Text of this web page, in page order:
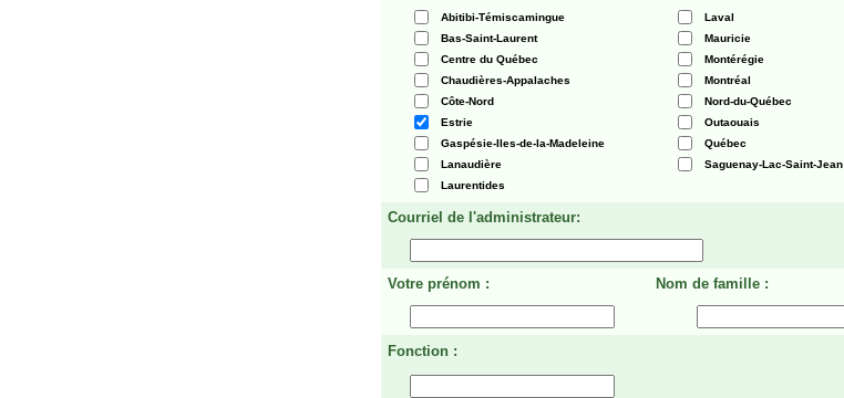
Abitibi-Témiscamingue
Laval
Bas-Saint-Laurent
Mauricie
Centre du Québec
Montérégie
Chaudières-Appalaches
Montréal
Côte-Nord
Nord-du-Québec
Estrie
Outaouais
Gaspésie-Iles-de-la-Madeleine
Québec
Lanaudière
Saguenay-Lac-Saint-Jean
Laurentides
Courriel de l'administrateur:
Votre prénom : Nom de famille :
Fonction :